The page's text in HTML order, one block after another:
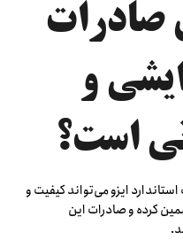
صادرات
و
است؟
ایزو می‌تواند کیفیت و
کرده و صادرات این